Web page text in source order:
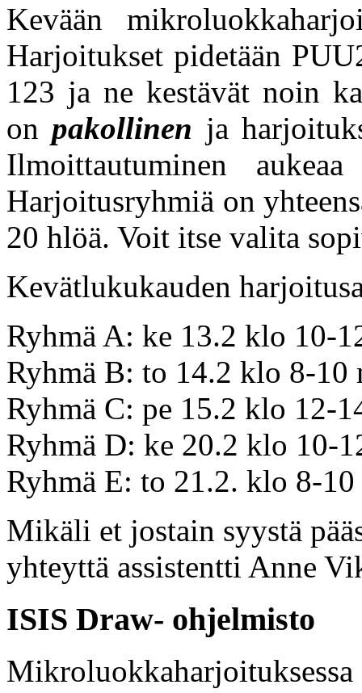
Kevään
Harjoitukset pidetään
123 ja ne kestävät noin
on pakollinen ja
Ilmoittautuminen
Harjoitusryhmiä on
20 hlöä. Voit itse valita
Kevätlukukauden
Ryhmä A: ke 13.2 klo 10-
Ryhmä B: to 14.2 klo 8-
Ryhmä C: pe 15.2 klo 12-
Ryhmä D: ke 20.2 klo 10-
Ryhmä E: to 21.2. klo 8-
Mikäli et jostain syystä
yhteyttä assistentti Anne
ISIS Draw- ohjelmisto